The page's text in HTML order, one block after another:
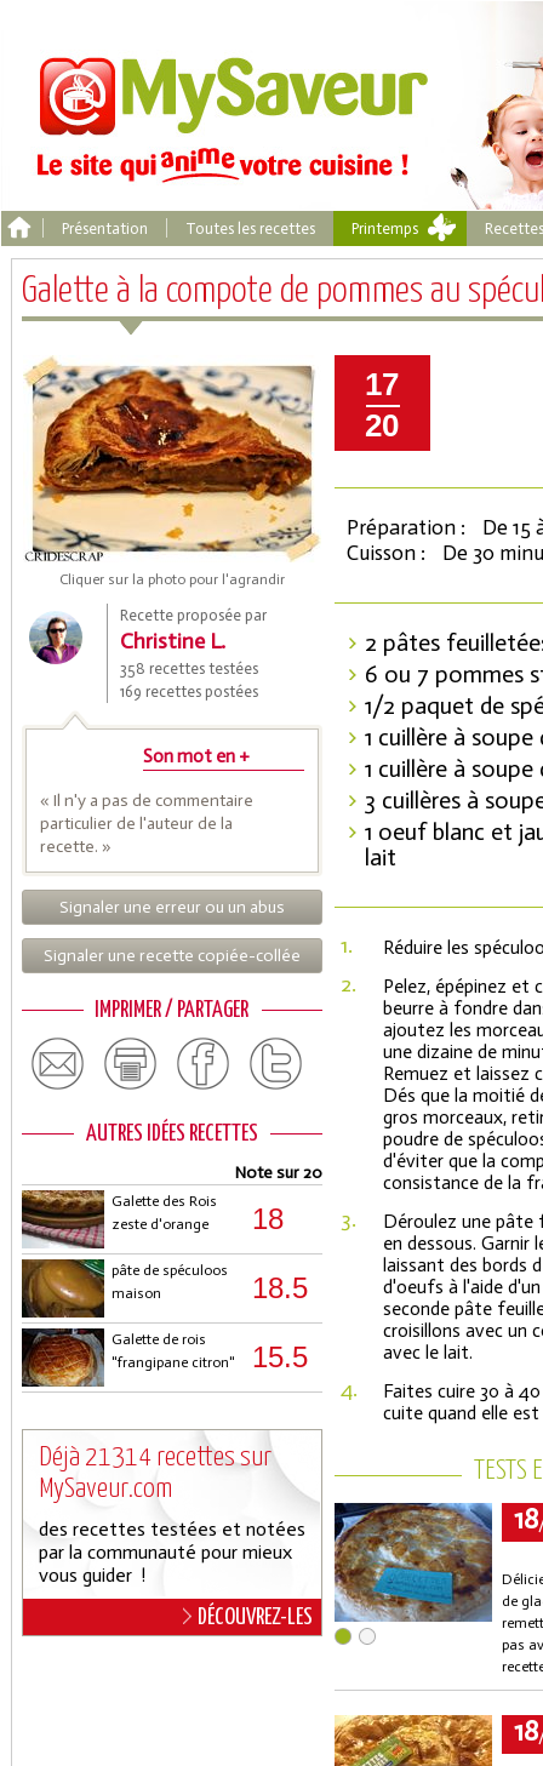
Présentation Toutes les recettes Printemps
Galette à la compote de pommes au
Cliquer sur la photo pour l'agrandir
Recette proposée par
Christine L.
358 recettes testées
169 recettes postées
Son mot en +
« Il n'y a pas de commentaire
particulier de l'auteur de la
recette. »
Signaler une erreur ou un abus
Signaler une recette copiée-collée
IMPRIMER / PARTAGER
AUTRES IDÉES RECETTES
Note sur 20
Galette des Rois
zeste d'orange
18
pâte de spéculoos
maison
18.5
Galette de rois
"frangipane citron"
15.5
Déjà 21314 recettes sur
MySaveur.com
des recettes testées et notées
par la communauté pour mieux
vous guider !
DÉCOUVREZ-LES
17
20
Préparation :
De 15
Cuisson :
De 30
2 pâtes
6 ou 7 pommes
1/2 paquet de
1 cuillère à soupe
1 cuillère à
3 cuillères à
1 oeuf blanc et
lait
1. Réduire les
2.
Pelez, épépinez et
beurre à fondre
ajoutez les
une dizaine de
Remuez et laissez
Dés que la moitié
gros morceaux,
poudre de
d'éviter que la
consistance de la
3.
Déroulez une pâte
en dessous. Garnir
laissant des bords
d'oeufs à l'aide
seconde pâte
croisillons avec un
avec le lait.
4.
Faites cuire 30 à
cuite quand elle
18
de
pas
18
Coupons de réduction
Saveurs de l'Année